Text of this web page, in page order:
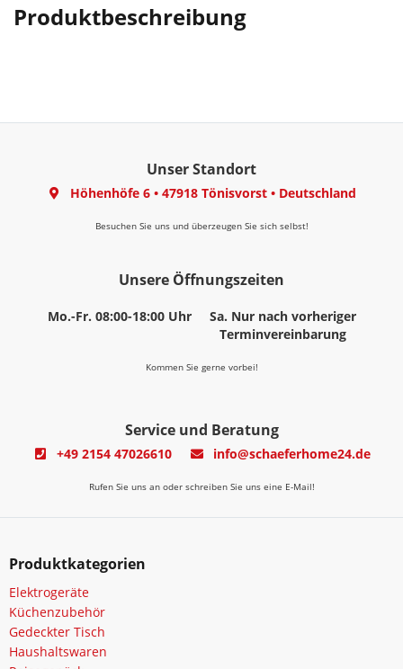
Produktbeschreibung
Unser Standort
Höhenhöfe 6• 47918 Tönisvorst• Deutschland
Besuchen Sie uns und überzeugen Sie sich selbst!
Unsere Öffnungszeiten
Mo.-Fr. 08:00-18:00 Uhr
Sa. Nur nach vorheriger
Terminvereinbarung
Kommen Sie gerne vorbei!
Service und Beratung
+49 2154 47026610 info@schaeferhome24.de
Rufen Sie uns an oder schreiben Sie uns eine E-Mail!
Produktkategorien
Elektrogeräte
Küchenzubehör
Gedeckter Tisch
Haushaltswaren